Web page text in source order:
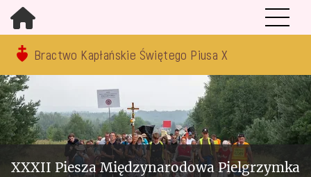
Bractwo Kapłańskie Świętego Piusa X
XXXII Piesza Międzynarodowa Pielgrzymka